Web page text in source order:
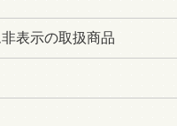
表示の取扱商品